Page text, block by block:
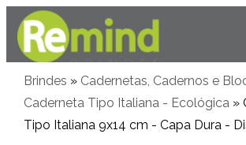
Brindes » Cadernetas, Cadernos e
Caderneta Tipo Italiana - Ecológica»
Tipo Italiana 9x14 cm - Capa Dura -